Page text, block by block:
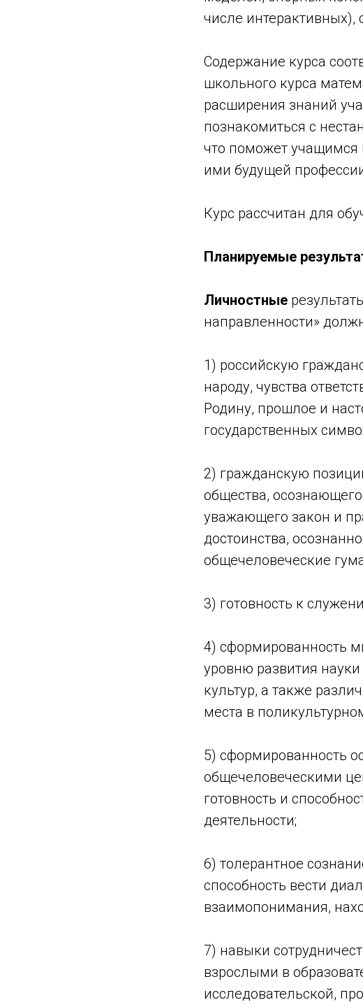
числе интерактивных),
Содержание курса
школьного курса
расширения знаний
познакомиться с
что поможет учащимся
ими будущей
Курс рассчитан для
Планируемые
Личностные
направленности»
1) российскую
народу, чувства
Родину, прошлое и
государственных
2) гражданскую
общества,
уважающего закон и
достоинства,
общечеловеческие
3) готовность к
4) сформированность
уровню развития
культур, а также
места в
5) сформированность
общечеловеческими
готовность и
деятельности;
6) толерантное
способность вести
взаимопонимания,
7) навыки
взрослыми в
исследовательской,